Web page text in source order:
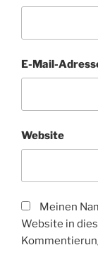
E-Mail-
Website
Meinen
Website in